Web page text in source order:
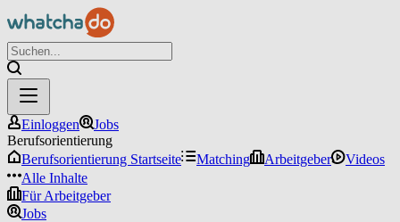
Einloggen
Jobs
Berufsorientierung
Berufsorientierung Startseite
Matching Arbeitgeber
Videos
Alle Inhalte
Für Arbeitgeber
Jobs